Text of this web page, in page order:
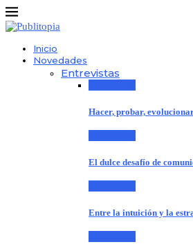
Inicio
Novedades
Entrevistas
Hacer, probar,
El dulce desafío de
Entre la intuición y la